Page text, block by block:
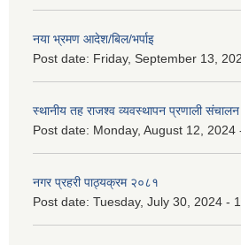
नया भ्रमण आदेश/बिल/भर्पाइ
Post date: Friday, September 13,
स्थानीय तह राजश्व व्यवस्थापन प्रणाली संचालन
Post date: Monday, August 12, 2024
नगर प्रहरी पाठ्यक्रम २०८१
Post date: Tuesday, July 30, 2024 -